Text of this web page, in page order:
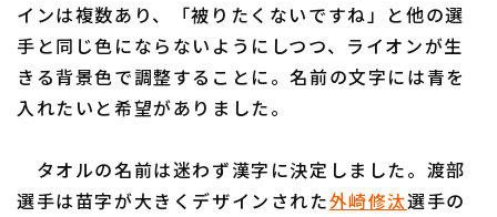
インは複数あり、「被りたくないですね」と他の選
手と同じ色にならないようにしつつ、ライオンが生
きる背景色で調整することに。名前の文字には青を
入れたいと希望がありました。
タオルの名前は迷わず漢字に決定しました。渡部
選手は苗字が大きくデザインされた外崎修汰選手の